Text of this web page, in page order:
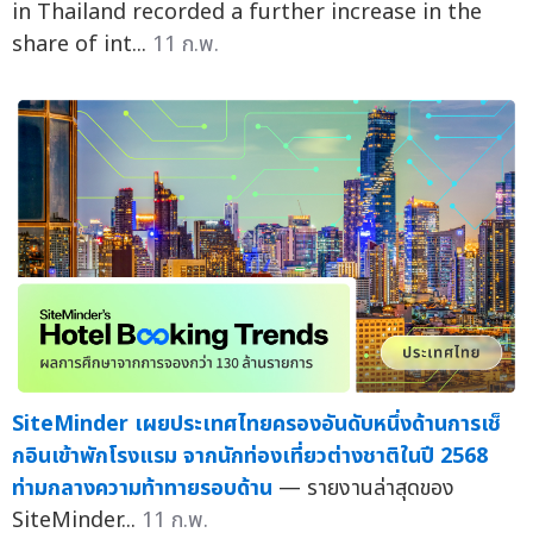
in Thailand recorded a further increase in the
share of int... 11 ก.พ.
SiteMinder เผยประเทศไทยครองอันดับหนึ่งด้านการเช็
กอินเข้าพักโรงแรม จากนักท่องเที่ยวต่างชาติในปี 2568
ท่ามกลางความท้าทายรอบด้าน — รายงานล่าสุดของ
SiteMinder... 11 ก.พ.